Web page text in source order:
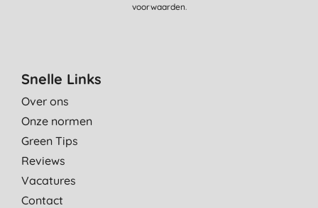
2-10-2021
voorwaarden.
Snelle Links
Over ons
Onze normen
Green Tips
Reviews
Vacatures
Contact